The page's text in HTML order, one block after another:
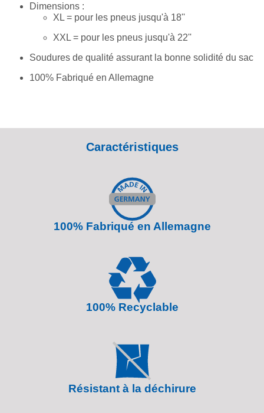
Dimensions :
XL = pour les pneus jusqu'à 18''
XXL = pour les pneus jusqu'à 22''
Soudures de qualité assurant la bonne solidité du sac
100% Fabriqué en Allemagne
Caractéristiques
100% Fabriqué en Allemagne
100% Recyclable
Résistant à la déchirure